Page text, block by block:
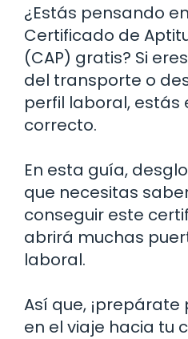
¿Estás pensando
Certificado de
(CAP) gratis? Si
del transporte o
perfil laboral, estás
correcto.
En esta guía,
que necesitas
conseguir este
abrirá muchas
laboral.
Así que,
en el viaje hacia tu